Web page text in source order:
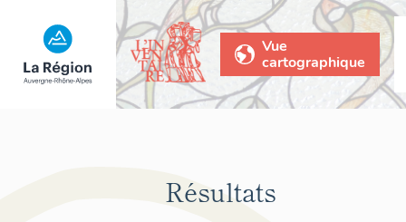
Vue
cartographique
Résultats